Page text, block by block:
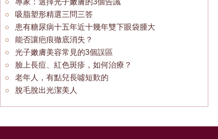
專家：選擇光子嫩膚的3個告誡
吸脂塑形精選三問三答
患有糖尿病十五年近十幾年雙下眼袋腫大
能否讓疤痕徹底消失？
光子嫩膚美容常見的3個誤區
臉上長痘、紅色斑疹，如何治療？
老年人，有點兒長噓短歎的
脫毛脫出光潔美人